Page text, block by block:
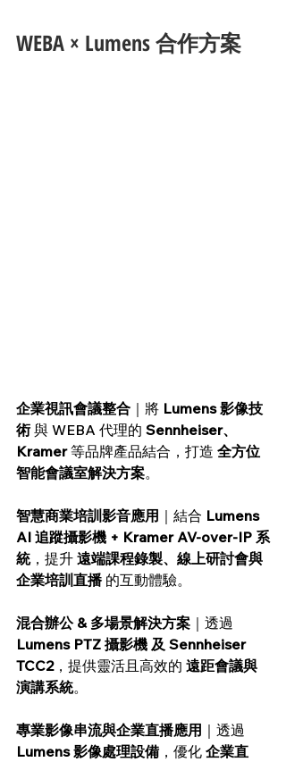
WEBA × Lumens 合作方案
企業視訊會議整合 ｜將 Lumens 影像技
術 與 WEBA 代理的 Sennheiser、
Kramer 等品牌產品結合，打造 全方位
智能會議室解決方案。
智慧商業培訓影音應用 ｜結合 Lumens
AI 追蹤攝影機 + Kramer AV-over-IP 系
統，提升 遠端課程錄製、線上研討會與
企業培訓直播 的互動體驗。
混合辦公 & 多場景解決方案 ｜透過
Lumens PTZ 攝影機 及 Sennheiser
TCC2，提供靈活且高效的 遠距會議與
演講系統。
專業影像串流與企業直播應用 ｜透過
Lumens 影像處理設備 ，優化 企業直